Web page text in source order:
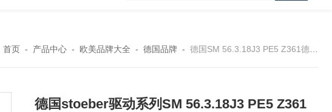
首页- 产品中心- 欧美品牌大全 - 德国品牌 - 德国SM 56.3.18J3 PE5 Z361德国stoeber驱动系列SM 56.3.18J3 PE5 Z361
德国stoeber驱动系列SM 56.3.18J3 PE5 Z361